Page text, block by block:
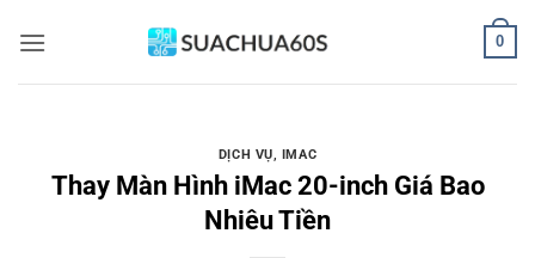
qua
0
DỊCH VỤ, IMAC
Thay Màn Hình iMac 20-inch Giá Bao
Nhiêu Tiền